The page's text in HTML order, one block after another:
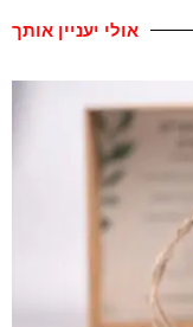
אולי יעניין אותך